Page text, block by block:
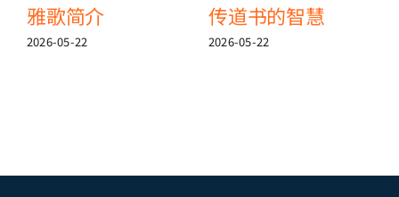
雅歌简介
2026-05-22
传道书的智慧
2026-05-22